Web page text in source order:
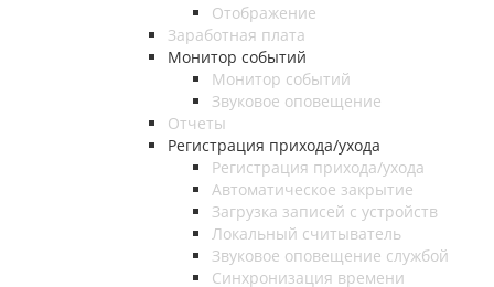
Отображение
Заработная плата
Монитор событий
Монитор событий
Звуковое оповещение
Отчеты
Регистрация прихода/ухода
Регистрация прихода/ухода
Автоматическое закрытие
Загрузка записей с устройств
Локальный считыватель
Звуковое оповещение службой
Синхронизация времени